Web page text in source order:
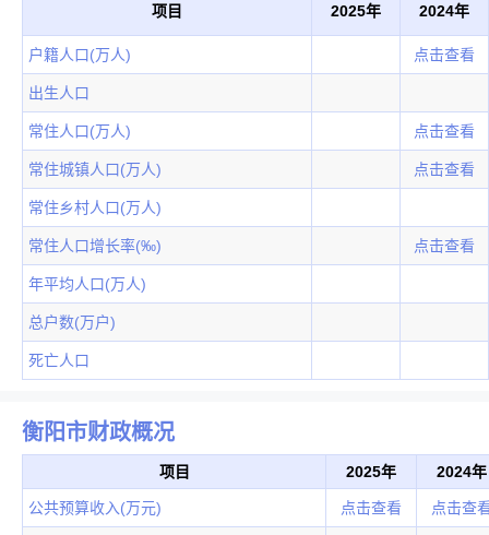
项目 2025年 2024年
户籍人口(万人) 点击查看
出生人口
常住人口(万人) 点击查看
常住城镇人口(万人) 点击查看
常住乡村人口(万人)
常住人口增长率(‰) 点击查看
年平均人口(万人)
总户数(万户)
死亡人口
衡阳市财政概况
项目 2025年 2024年
公共预算收入(万元) 点击查看 点击查